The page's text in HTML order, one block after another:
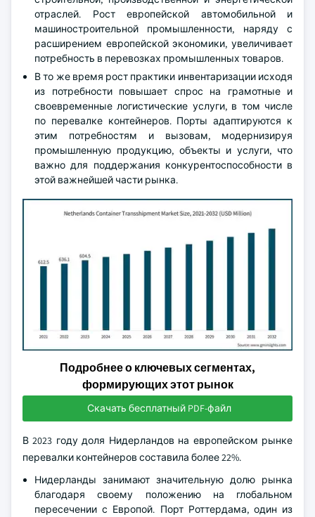
отраслей. Рост европейской автомобильной и
машиностроительной промышленности, наряду с
расширением европейской экономики, увеличивает
потребность в перевозках промышленных товаров.
В то же время рост практики инвентаризации исходя
из потребности повышает спрос на грамотные и
своевременные логистические услуги, в том числе
по перевалке контейнеров. Порты адаптируются к
этим потребностям и вызовам, модернизируя
промышленную продукцию, объекты и услуги, что
важно для поддержания конкурентоспособности в
этой важнейшей части рынка.
Подробнее о ключевых сегментах,
формирующих этот рынок
Скачать бесплатный PDF-файл
В 2023 году доля Нидерландов на европейском рынке
перевалки контейнеров составила более 22%.
Нидерланды занимают значительную долю рынка
благодаря своему положению на глобальном
пересечении с Европой. Порт Роттердама, один из